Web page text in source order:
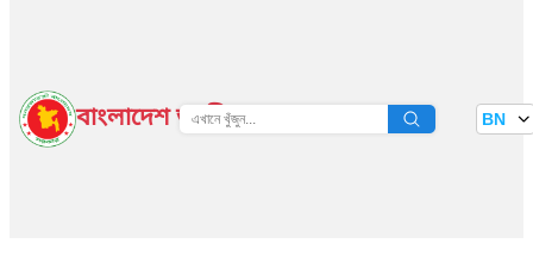
বাংলাদেশ জাতীয় তথ্য বাতায়ন BN